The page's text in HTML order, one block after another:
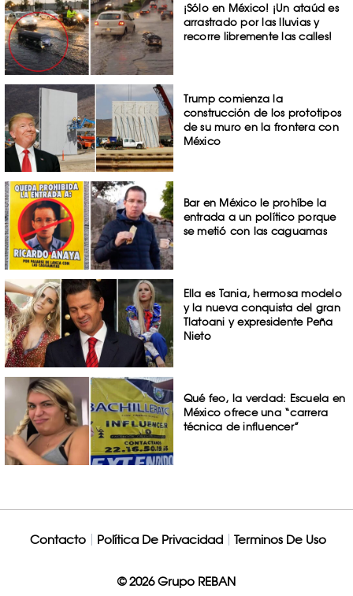
¡Sólo en México! ¡Un ataúd es
arrastrado por las lluvias y
recorre libremente las calles!
Trump comienza la
construcción de los prototipos
de su muro en la frontera con
México
Bar en México le prohíbe la
entrada a un político porque
se metió con las caguamas
Ella es Tania, hermosa modelo
y la nueva conquista del gran
Tlatoani y expresidente Peña
Nieto
Qué feo, la verdad: Escuela en
México ofrece una “carrera
técnica de influencer”
Contacto Política De Privacidad Terminos De Uso
© 2026 Grupo REBAN